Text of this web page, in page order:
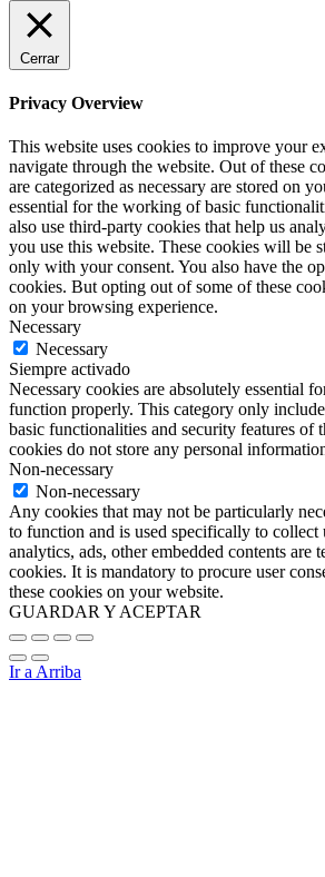
Cerrar
Privacy Overview
This website uses cookies to improve your
navigate through the website. Out of these
are categorized as necessary are stored on
essential for the working of basic
also use third-party cookies that help us
you use this website. These cookies will be
only with your consent. You also have the
cookies. But opting out of some of these
on your browsing experience.
Necessary
Necessary
Siempre activado
Necessary cookies are absolutely essential
function properly. This category only
basic functionalities and security features of
cookies do not store any personal
Non-necessary
Non-necessary
Any cookies that may not be particularly
to function and is used specifically to collect
analytics, ads, other embedded contents are
cookies. It is mandatory to procure user
these cookies on your website.
GUARDAR Y ACEPTAR
Ir a Arriba